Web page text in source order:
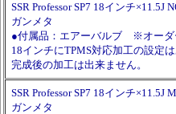
SSR Professor SP7 18インチ
ガンメタ
●付属品：エアーバルブ ※オーダ
18インチにTPMS対応加工の設定
完成後の加工は出来ません。
SSR Professor SP7 18インチ
ガンメタ